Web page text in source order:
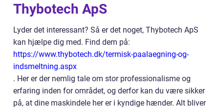
Thybotech ApS
Lyder det interessant? Så er det noget, Thybotech ApS
kan hjælpe dig med. Find dem på:
https://www.thybotech.dk/termisk-paalaegning-og-
indsmeltning.aspx
. Her er der nemlig tale om stor professionalisme og
erfaring inden for området, og derfor kan du være sikker
på, at dine maskindele her er i kyndige hænder. Alt bliver